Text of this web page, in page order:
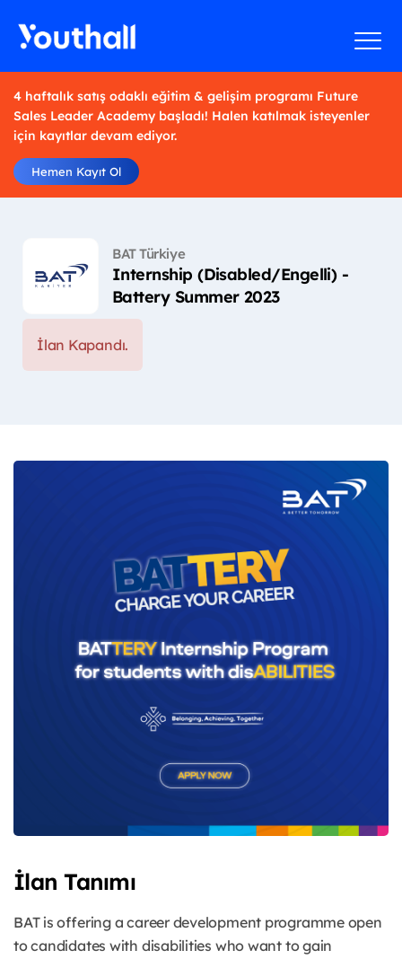
4 haftalık satış odaklı eğitim & gelişim programı Future
Sales Leader Academy başladı! Halen katılmak isteyenler
için kayıtlar devam ediyor.
Hemen Kayıt Ol
BAT Türkiye
Internship (Disabled/Engelli) -
Battery Summer 2023
İlan Kapandı.
İlan Tanımı
BAT is offering a career development programme open
to candidates with disabilities who want to gain